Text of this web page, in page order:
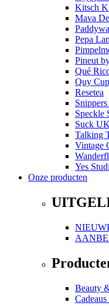
Kitsch
Mava
Pepa
Pineut
Qué
Quy Cup
Resetea
Snippers
Speckle
Suck
Talking
Vintage
Yes
Onze producten
Beauty